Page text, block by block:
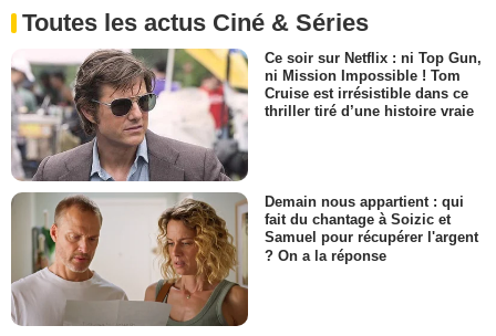
Toutes les actus Ciné & Séries
Ce soir sur Netflix : ni Top Gun,
ni Mission Impossible ! Tom
Cruise est irrésistible dans ce
thriller tiré d’une histoire vraie
Demain nous appartient : qui
fait du chantage à Soizic et
Samuel pour récupérer l'argent
? On a la réponse